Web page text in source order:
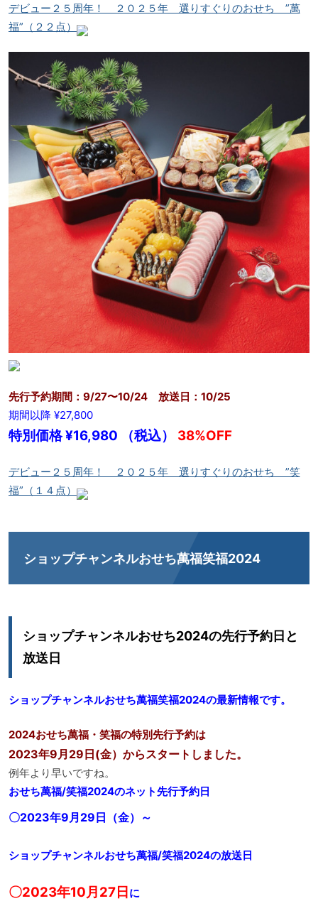
デビュー２５周年！ ２０２５年 選りすぐりのおせち ”萬
福”（２２点）
先行予約期間：9/27〜10/24 放送日：10/25
期間以降 ¥27,800
特別価格 ¥16,980 （税込） 38%OFF
デビュー２５周年！ ２０２５年 選りすぐりのおせち ”笑
福”（１４点）
ショップチャンネルおせち萬福笑福2024
ショップチャンネルおせち2024の先行予約日と
放送日
ショップチャンネルおせち萬福笑福2024の最新情報です。
2024おせち萬福・笑福の特別先行予約は
2023年9月29日(金）からスタートしました。
例年より早いですね。
おせち萬福/笑福2024のネット先行予約日
〇2023年9月29日（金）～
ショップチャンネルおせち萬福/笑福2024の放送日
〇2023年10月27日 に